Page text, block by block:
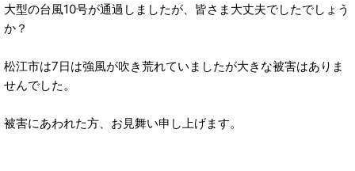
大型の台風10号が通過しましたが、皆さま大丈夫でしたでしょう
か？
松江市は7日は強風が吹き荒れていましたが大きな被害はありま
せんでした。
被害にあわれた方、お見舞い申し上げます。